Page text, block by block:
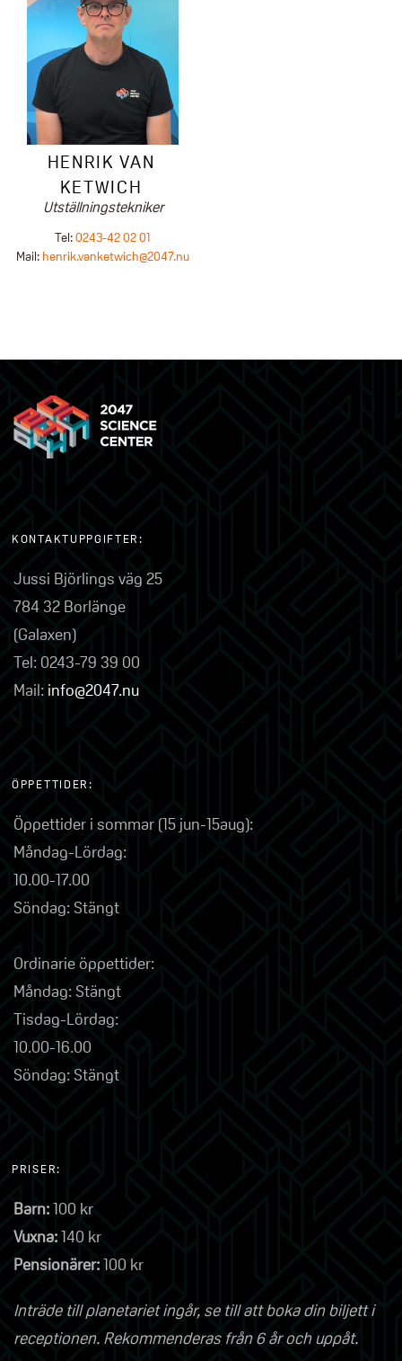
HENRIK VAN
KETWICH
Utställningstekniker
Tel:0243-42 02 01
Mail: henrik.vanketwich@2047.nu
KONTAKTUPPGIFTER:
Jussi Björlings väg 25
784 32 Borlänge
(Galaxen)
Tel: 0243-79 39 00
Mail: info@2047.nu
ÖPPETTIDER:
Öppettider i sommar (15 jun-15aug):
Måndag-Lördag:
10.00-17.00
Söndag: Stängt
Ordinarie öppettider:
Måndag: Stängt
Tisdag-Lördag:
10.00-16.00
Söndag: Stängt
PRISER:
Barn:100 kr
Vuxna:140 kr
Pensionärer:100 kr
Inträde till planetariet ingår, se till att boka din biljett i
receptionen. Rekommenderas från 6 år och uppåt.